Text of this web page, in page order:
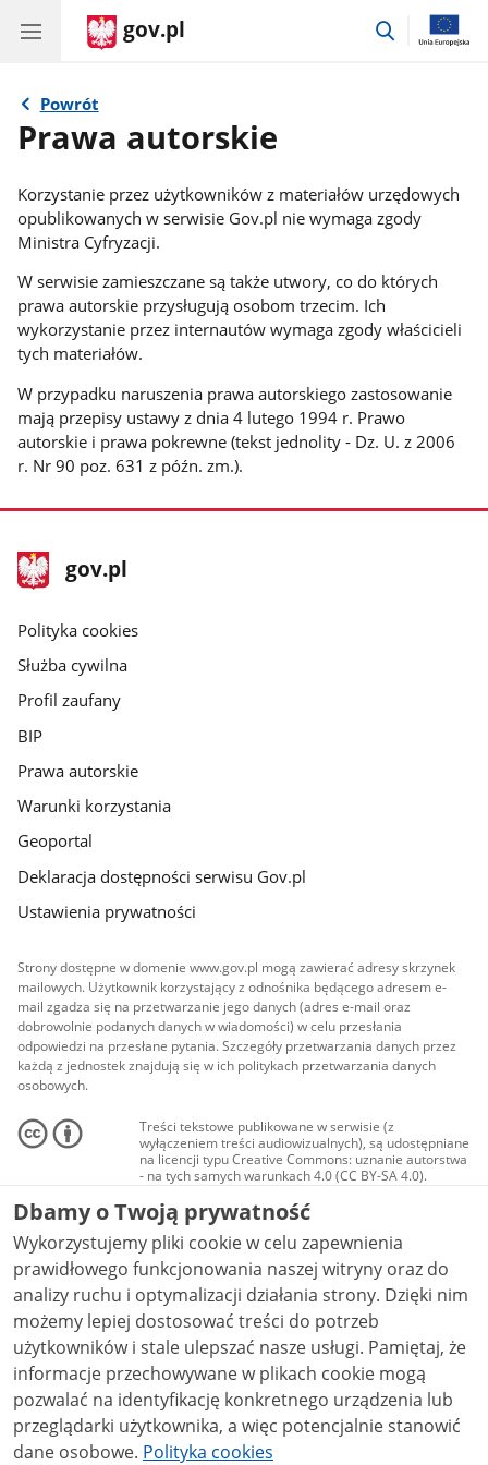
gov.pl
przejdź
Powrót
Prawa autorskie
Korzystanie przez użytkowników z materiałów urzędowych
opublikowanych w serwisie Gov.pl nie wymaga zgody
Ministra Cyfryzacji.
W serwisie zamieszczane są także utwory, co do których
prawa autorskie przysługują osobom trzecim. Ich
wykorzystanie przez internautów wymaga zgody właścicieli
tych materiałów.
W przypadku naruszenia prawa autorskiego zastosowanie
mają przepisy ustawy z dnia 4 lutego 1994 r. Prawo
autorskie i prawa pokrewne (tekst jednolity - Dz. U. z 2006
r. Nr 90 poz. 631 z późn. zm.).
stopka
gov.pl
Strona
gov.pl
gov.pl
Polityka cookies
Służba cywilna
Profil zaufany
BIP
Prawa autorskie
Warunki korzystania
Geoportal
Deklaracja dostępności serwisu Gov.pl
Ustawienia prywatności
Strony dostępne w domenie www.gov.pl mogą zawierać adresy skrzynek
mailowych. Użytkownik korzystający z odnośnika będącego adresem e-
mail zgadza się na przetwarzanie jego danych (adres e-mail oraz
dobrowolnie podanych danych w wiadomości) w celu przesłania
odpowiedzi na przesłane pytania. Szczegóły przetwarzania danych przez
każdą z jednostek znajdują się w ich politykach przetwarzania danych
osobowych.
Treści tekstowe publikowane w serwisie (z
wyłączeniem treści audiowizualnych), są udostępniane
na licencji typu Creative Commons: uznanie autorstwa
- na tych samych warunkach 4.0 (CC BY-SA 4.0).
Materiały audiowizualne, w tym zdjęcia, materiały
audio i wideo, są udostępniane na licencji typu
Creative Commons: uznanie autorstwa użycie
niekomercyjne - bez utworów zależnych 4.0 (CC BY-
NC-ND 4.0), o ile nie jest to stwierdzone inaczej.
Dbamy o Twoją prywatność
Wykorzystujemy pliki cookie w celu zapewnienia
prawidłowego funkcjonowania naszej witryny oraz do
analizy ruchu i optymalizacji działania strony. Dzięki nim
możemy lepiej dostosować treści do potrzeb
użytkowników i stale ulepszać nasze usługi. Pamiętaj, że
informacje przechowywane w plikach cookie mogą
pozwalać na identyfikację konkretnego urządzenia lub
przeglądarki użytkownika, a więc potencjalnie stanowić
dane osobowe. Polityka cookies